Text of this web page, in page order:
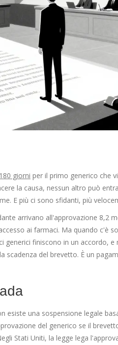
giorni per il primo generico che
la causa, nessun altro può
E più ci sono sfidanti, più
arrivano all'approvazione 8,2
ai farmaci. Ma quando c'è
generici finiscono in un accordo,
scadenza del brevetto. È un
esiste una sospensione legale
del generico se il
Stati Uniti, la legge lega